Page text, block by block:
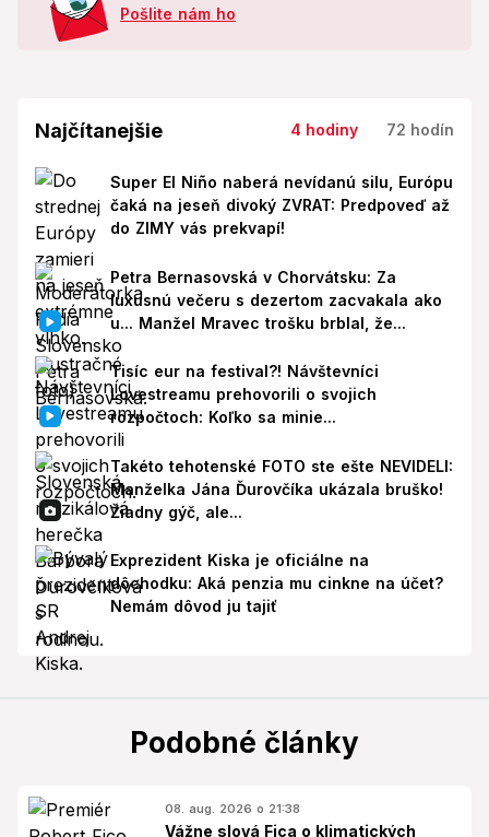
Pošlite nám ho
Najčítanejšie 4 hodiny 72 hodín
Super El Niño naberá nevídanú silu, Európu
čaká na jeseň divoký ZVRAT: Predpoveď až
do ZIMY vás prekvapí!
Petra Bernasovská v Chorvátsku: Za
luxusnú večeru s dezertom zacvakala ako
u... Manžel Mravec trošku brblal, že...
Tisíc eur na festival?! Návštevníci
Lovestreamu prehovorili o svojich
rozpočtoch: Koľko sa minie...
Takéto tehotenské FOTO ste ešte NEVIDELI:
Manželka Jána Ďurovčíka ukázala bruško!
Žiadny gýč, ale...
Exprezident Kiska je oficiálne na
dôchodku: Aká penzia mu cinkne na účet?
Nemám dôvod ju tajiť
Podobné články
08. aug. 2026 o 21:38
Vážne slová Fica o klimatických